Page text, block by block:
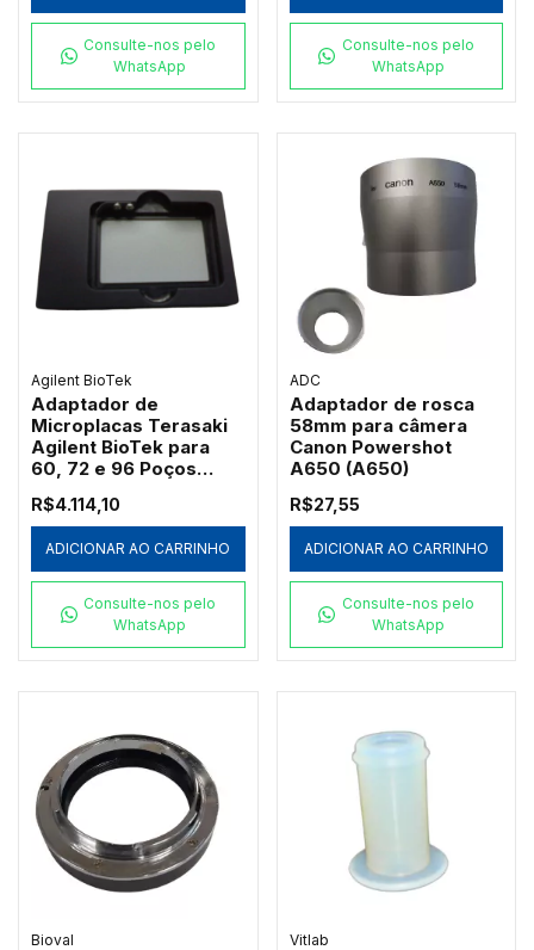
Consulte-nos pelo
WhatsApp
Consulte-nos pelo
WhatsApp
Agilent BioTek
Adaptador de
Microplacas Terasaki
Agilent BioTek para
60, 72 e 96 Poços
R$4.114,10
ADICIONAR AO CARRINHO
Consulte-nos pelo
WhatsApp
ADC
Adaptador de rosca
58mm para câmera
Canon Powershot
A650 (A650)
R$27,55
ADICIONAR AO CARRINHO
Consulte-nos pelo
WhatsApp
Bioval Vitlab